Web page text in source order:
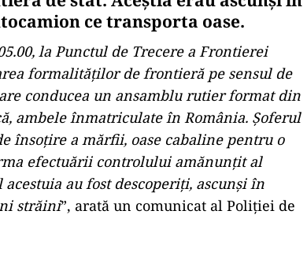
ce transporta oase.
la Punctul de Trecere a Frontierei
formalităţilor de frontieră pe sensul de
conducea un ansamblu rutier format din
ambele înmatriculate în România. Şoferul
însoţire a mărfii, oase cabaline pentru o
efectuării controlului amănunţit al
au fost descoperiţi, ascunşi în
străini”, arată un comunicat al Poliției de